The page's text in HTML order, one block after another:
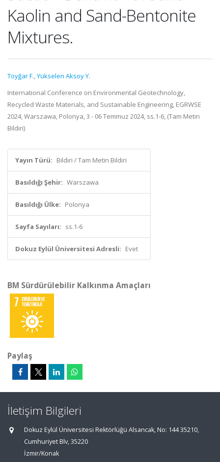
Kaolin and Sand-Bentonite
Mixtures.
Toyğar F.,Yükselen Aksoy Y.
International Conference on Environmental Geotechnology,
Recycled Waste Materials, and Sustainable Engineering, EGRWSE
2024, Warszawa, Polonya, 3 - 06 Temmuz 2024, ss.1-6, (Tam Metin
Bildiri)
Yayın Türü: Bildiri / Tam Metin Bildiri
Basıldığı Şehir: Warszawa
Basıldığı Ülke: Polonya
Sayfa Sayıları: ss.1-6
Dokuz Eylül Üniversitesi Adresli: Evet
BM Sürdürülebilir Kalkınma Amaçları
Paylaş
İletişim Bilgileri
Dokuz Eylül Üniversitesi Rektörlüğü Alsancak, No: 144 35210,
Cumhuriyet Blv, 35220
İzmir/Konak